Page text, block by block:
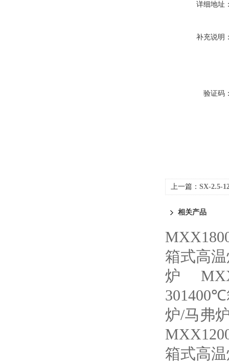
详细地址
补充说明
验证码
上一篇： SX-2.5-
相关产品
箱式高
炉
炉/马弗
箱式高